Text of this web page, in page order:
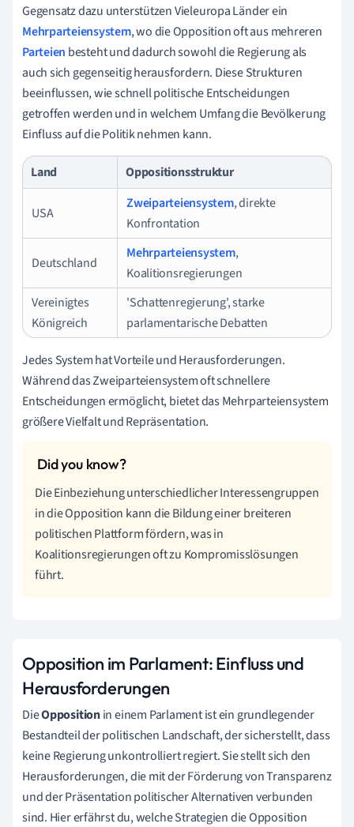
Gegensatz dazu unterstützen Vieleuropa Länder ein
Mehrparteiensystem, wo die Opposition oft aus mehreren
Parteien besteht und dadurch sowohl die Regierung als
auch sich gegenseitig herausfordern. Diese Strukturen
beeinflussen, wie schnell politische Entscheidungen
getroffen werden und in welchem Umfang die Bevölkerung
Einfluss auf die Politik nehmen kann.
Land Oppositionsstruktur
USA
Zweiparteiensystem, direkte
Konfrontation
Deutschland
Mehrparteiensystem,
Koalitionsregierungen
Vereinigtes
Königreich
'Schattenregierung', starke
parlamentarische Debatten
Jedes System hat Vorteile und Herausforderungen.
Während das Zweiparteiensystem oft schnellere
Entscheidungen ermöglicht, bietet das Mehrparteiensystem
größere Vielfalt und Repräsentation.
Die Einbeziehung unterschiedlicher Interessengruppen
in die Opposition kann die Bildung einer breiteren
politischen Plattform fördern, was in
Koalitionsregierungen oft zu Kompromisslösungen
führt.
Opposition im Parlament: Einfluss und
Herausforderungen
DieOppositionin einem Parlament ist ein grundlegender
Bestandteil der politischen Landschaft, der sicherstellt, dass
keine Regierung unkontrolliert regiert. Sie stellt sich den
Herausforderungen, die mit der Förderung von Transparenz
und der Präsentation politischer Alternativen verbunden
sind. Hier erfährst du, welche Strategien die Opposition